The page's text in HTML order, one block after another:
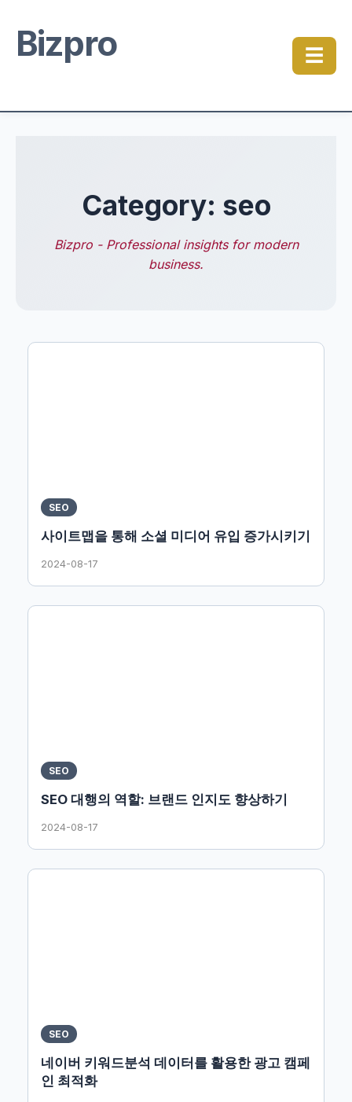
Bizpro ☰
Category: seo
Bizpro - Professional insights for modern
business.
SEO
사이트맵을 통해 소셜 미디어 유입 증가시키기
2024-08-17
SEO
SEO 대행의 역할: 브랜드 인지도 향상하기
2024-08-17
SEO
네이버 키워드분석 데이터를 활용한 광고 캠페
인 최적화